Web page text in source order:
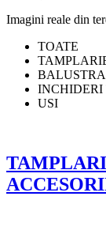
Imagini reale din
TOATE
INCHIDERI
USI